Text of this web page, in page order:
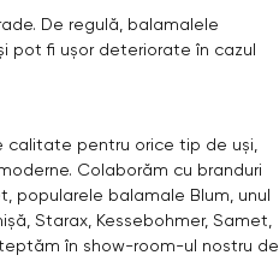
De regulă, balamalele
pot fi ușor deteriorate în cazul
calitate pentru orice tip de uși,
Colaborăm cu branduri
popularele balamale Blum, unul
Starax, Kessebohmer, Samet,
în show-room-ul nostru de